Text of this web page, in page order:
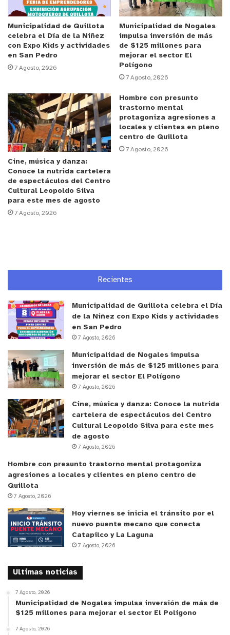
mitad, quedándose con los tres puntos en casa.
Aunque Limache tuvo para liquidarlo en el
descuento, el encuentro terminó 1-0 para los
locales que suman su quinto partido invicto, con
cuatro victorias y un empate. Mientras que los
visitantes, pierden su invicto y quedan en el
segundo lugar de la tabla Ascenso 2024.
En busca de la cima del torneo y con un partido
menos, el siguiente desafío para los de
“Tomatinos” será enfrentar al conjunto de
Antofagasta en el norte, el próximo domingo 05 de
mayo. Por otra parte, La Serena se medirá de local
contra San Marcos de Arica el lunes siguiente.
Municipalidad de Quillota
celebra el Día de la Niñez
con Expo Kids y actividades
en San Pedro
7 Agosto, 2026
Municipalidad de Nogales
impulsa inversión de más
de $125 millones para
mejorar el sector El
Polígono
7 Agosto, 2026
Cine, música y danza:
Conoce la nutrida cartelera
de espectáculos del Centro
Cultural Leopoldo Silva
para este mes de agosto
7 Agosto, 2026
Hombre con presunto
trastorno mental
protagoniza agresiones a
locales y clientes en pleno
centro de Quillota
7 Agosto, 2026
Recientes
Municipalidad de Quillota celebra el Día
de la Niñez con Expo Kids y actividades
en San Pedro
7 Agosto, 2026
Municipalidad de Nogales impulsa
inversión de más de $125 millones para
mejorar el sector El Polígono
7 Agosto, 2026
Cine, música y danza: Conoce la nutrida
cartelera de espectáculos del Centro
Cultural Leopoldo Silva para este mes
de agosto
7 Agosto, 2026
Hombre con presunto trastorno mental protagoniza
agresiones a locales y clientes en pleno centro de
Quillota
7 Agosto, 2026
Hoy viernes se inicia el tránsito por el
nuevo puente mecano que conecta
Catapilco y La Laguna
7 Agosto, 2026
Ultimas noticias
7 Agosto, 2026
Municipalidad de Nogales impulsa inversión de más de
$125 millones para mejorar el sector El Polígono
7 Agosto, 2026